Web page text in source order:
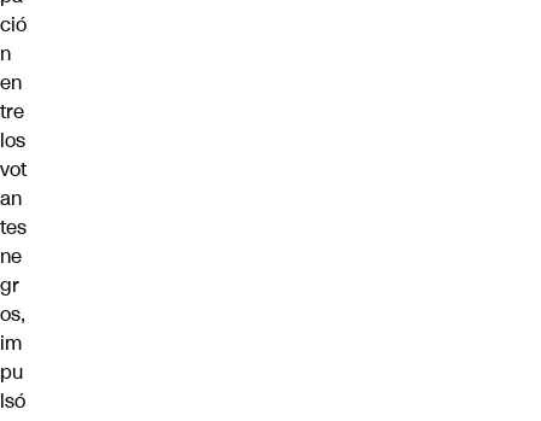
ció
n
en
tre
los
vot
an
tes
ne
gr
os,
im
pu
lsó